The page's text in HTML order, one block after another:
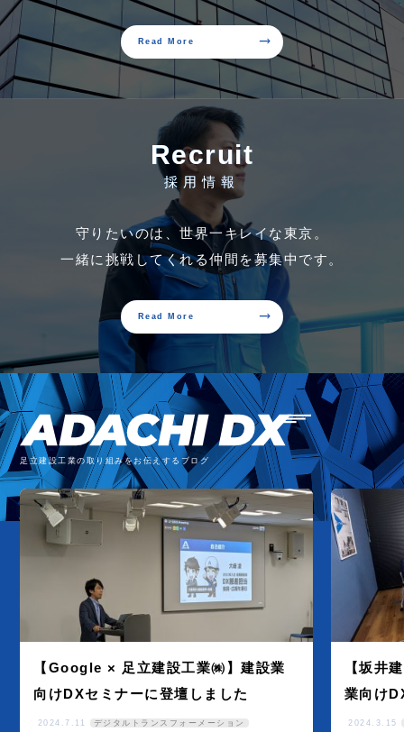
Read More trending_flat
Recruit
採用情報
守りたいのは、世界一キレイな東京。
一緒に挑戦してくれる仲間を募集中です。
Read More trending_flat
足立建設工業の取り組みをお伝えするブログ
【Google × 足立建設工業㈱】建設業
向けDXセミナーに登壇しました
2024.7.11 デジタルトランスフォーメーション
【坂井
業向け
2024.3.15